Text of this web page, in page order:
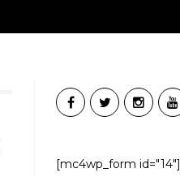
[mc4wp_form id="14"]